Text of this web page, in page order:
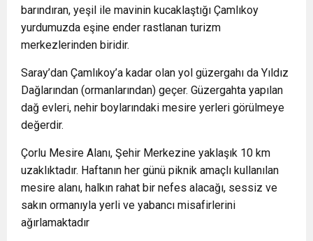
barındıran, yeşil ile mavinin kucaklaştığı Çamlıkoy
yurdumuzda eşine ender rastlanan turizm
merkezlerinden biridir.
Saray’dan Çamlıkoy’a kadar olan yol güzergahı da Yıldız
Dağlarından (ormanlarından) geçer. Güzergahta yapılan
dağ evleri, nehir boylarındaki mesire yerleri görülmeye
değerdir.
Çorlu Mesire Alanı, Şehir Merkezine yaklaşık 10 km
uzaklıktadır. Haftanın her günü piknik amaçlı kullanılan
mesire alanı, halkın rahat bir nefes alacağı, sessiz ve
sakın ormanıyla yerli ve yabancı misafirlerini
ağırlamaktadır